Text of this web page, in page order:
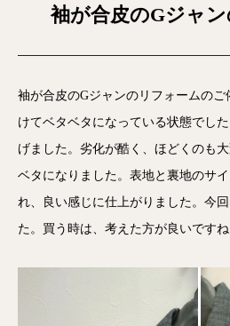
袖が合皮のGジャ
袖が合皮のGジャンのリフォームの
けてベタベタになっている状態でし
げました。劣化が酷く、ほどくのも
ベタになりました。表地と裏地のサ
れ、良い感じに仕上がりました。今
た。買う時は、考えた方が良いですね